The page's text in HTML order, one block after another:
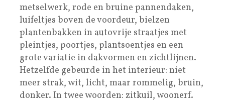
metselwerk, rode en bruine pannendaken,
luifeltjes boven de voordeur, bielzen
plantenbakken in autovrije straatjes met
pleintjes, poortjes, plantsoentjes en een
grote variatie in dakvormen en zichtlijnen.
Hetzelfde gebeurde in het interieur: niet
meer strak, wit, licht, maar rommelig, bruin,
donker. In twee woorden: zitkuil, woonerf.